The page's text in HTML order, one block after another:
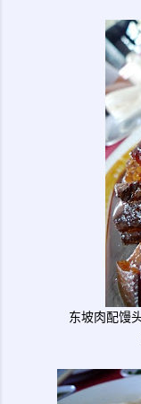
东坡肉配馒